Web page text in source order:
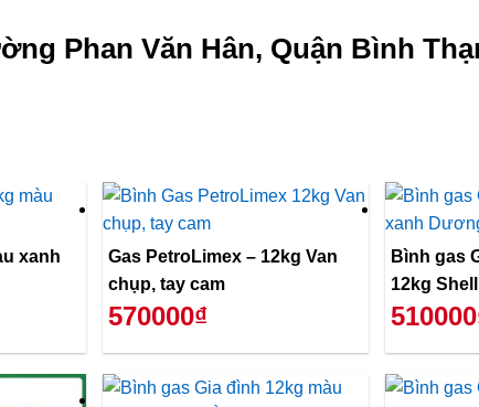
Phan Văn Hân, Quận Bình
xanh
Gas PetroLimex – 12kg Van
chụp, tay cam
570000₫
Bình gas
12kg Shell